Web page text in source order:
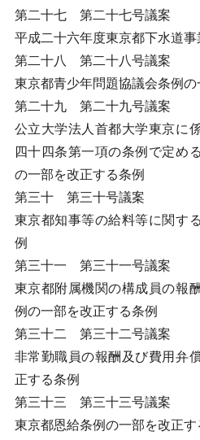
第二十七 第二十七号議案
平成二十六年度東京都下水道
第二十八 第二十八号議案
東京都青少年問題協議会条例
第二十九 第二十九号議案
公立大学法人首都大学東京に
四十四条第一項の条例で定め
の一部を改正する条例
第三十 第三十号議案
東京都知事等の給料等に関す
例
第三十一 第三十一号議案
東京都附属機関の構成員の報
例の一部を改正する条例
第三十二 第三十二号議案
非常勤職員の報酬及び費用弁
正する条例
第三十三 第三十三号議案
東京都恩給条例の一部を改正す